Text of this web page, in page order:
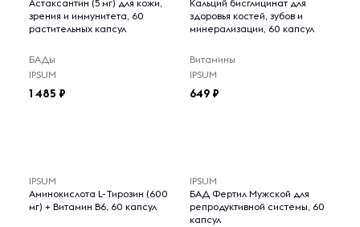
Астаксантин (5 мг) для кожи,
зрения и иммунитета, 60
растительных капсул
БАДы
IPSUM
1 485
Кальций бисглицинат для
здоровья костей, зубов и
минерализации, 60 капсул
Витамины
IPSUM
649
IPSUM
Аминокислота L-Тирозин (600
мг) + Витамин B6, 60 капсул
IPSUM
БАД Фертил Мужской для
репродуктивной системы, 60
капсул